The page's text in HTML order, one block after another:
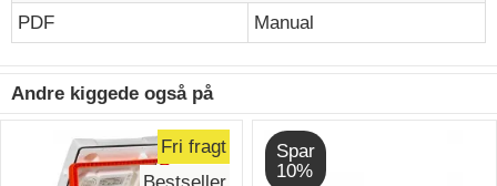
PDF
Manual
Andre kiggede også på
Fri fragt
Spar
10%